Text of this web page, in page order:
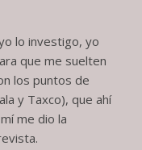
lo investigo, yo
que me suelten
los puntos de
y Taxco), que ahí
me dio la